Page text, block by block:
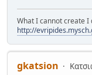
What I cannot create I
http://
gkatsion